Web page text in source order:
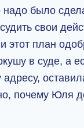
надо было
свои
этот план
в суде, а
адресу,
почему Юля